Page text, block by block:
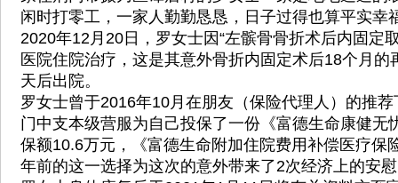
闲时打零工，一家人勤勤恳恳，日子过得也算平实幸
2020年12月20日，罗女士因“左髌骨骨折术后内固定
医院住院治疗，这是其意外骨折内固定术后18个月的
天后出院。
罗女士曾于2016年10月在朋友（保险代理人）的推
门中支本级营服为自己投保了一份《富德生命康健无
保额10.6万元，《富德生命附加住院费用补偿医疗保
年前的这一选择为这次的意外带来了2次经济上的安